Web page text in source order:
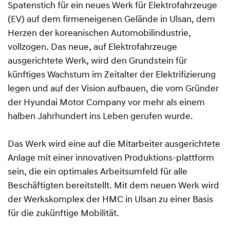
Spatenstich für ein neues Werk für Elektrofahrzeuge
(EV) auf dem firmeneigenen Gelände in Ulsan, dem
Herzen der koreanischen Automobilindustrie,
vollzogen. Das neue, auf Elektrofahrzeuge
ausgerichtete Werk, wird den Grundstein für
künftiges Wachstum im Zeitalter der Elektrifizierung
legen und auf der Vision aufbauen, die vom Gründer
der Hyundai Motor Company vor mehr als einem
halben Jahrhundert ins Leben gerufen wurde.
Das Werk wird eine auf die Mitarbeiter ausgerichtete
Anlage mit einer innovativen Produktions-plattform
sein, die ein optimales Arbeitsumfeld für alle
Beschäftigten bereitstellt. Mit dem neuen Werk wird
der Werkskomplex der HMC in Ulsan zu einer Basis
für die zukünftige Mobilität.